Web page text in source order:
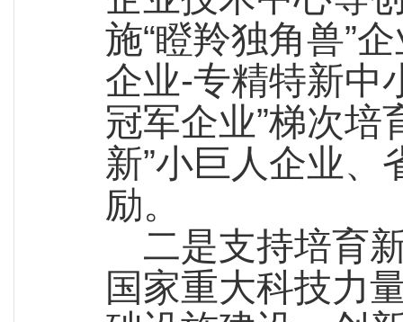
施“瞪羚独角兽”
企业-专精特新中
冠军企业”梯次培
新”小巨人企业、
励。
二是支持培育
国家重大科技力